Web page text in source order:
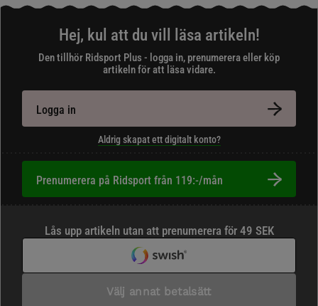
Hej, kul att du vill läsa artikeln!
Den tillhör Ridsport Plus - logga in, prenumerera eller köp
artikeln för att läsa vidare.
Logga in
Aldrig skapat ett digitalt konto?
Prenumerera på Ridsport från 119:-/mån